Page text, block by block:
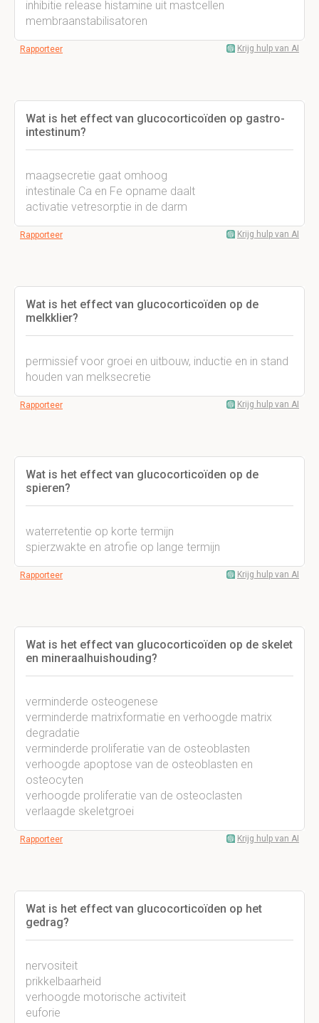
inhibitie release histamine uit mastcellen
membraanstabilisatoren
Rapporteer Krijg hulp van AI
Wat is het effect van glucocorticoïden op gastro-
intestinum?
maagsecretie gaat omhoog
intestinale Ca en Fe opname daalt
activatie vetresorptie in de darm
Rapporteer Krijg hulp van AI
Wat is het effect van glucocorticoïden op de
melkklier?
permissief voor groei en uitbouw, inductie en in stand
houden van melksecretie
Rapporteer Krijg hulp van AI
Wat is het effect van glucocorticoïden op de
spieren?
waterretentie op korte termijn
spierzwakte en atrofie op lange termijn
Rapporteer Krijg hulp van AI
Wat is het effect van glucocorticoïden op de skelet
en mineraalhuishouding?
verminderde osteogenese
verminderde matrixformatie en verhoogde matrix
degradatie
verminderde proliferatie van de osteoblasten
verhoogde apoptose van de osteoblasten en
osteocyten
verhoogde proliferatie van de osteoclasten
verlaagde skeletgroei
Rapporteer Krijg hulp van AI
Wat is het effect van glucocorticoïden op het
gedrag?
nervositeit
prikkelbaarheid
verhoogde motorische activiteit
euforie